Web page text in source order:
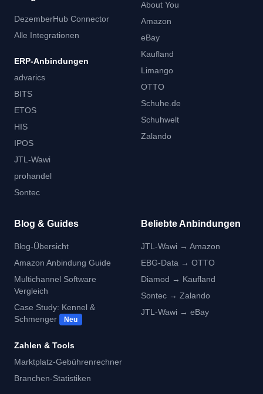
DezemberHub Connector
Alle Integrationen
ERP-Anbindungen
advarics
BITS
ETOS
HIS
IPOS
JTL-Wawi
prohandel
Sontec
About You
Amazon
eBay
Kaufland
Limango
OTTO
Schuhe.de
Schuhwelt
Zalando
Blog & Guides
Blog-Übersicht
Amazon Anbindung Guide
Multichannel Software
Vergleich
Case Study: Kennel &
Schmenger
Neu
Zahlen & Tools
Marktplatz-Gebührenrechner
Branchen-Statistiken
Beliebte Anbindungen
JTL-Wawi → Amazon
EBG-Data → OTTO
Diamod → Kaufland
Sontec → Zalando
JTL-Wawi → eBay